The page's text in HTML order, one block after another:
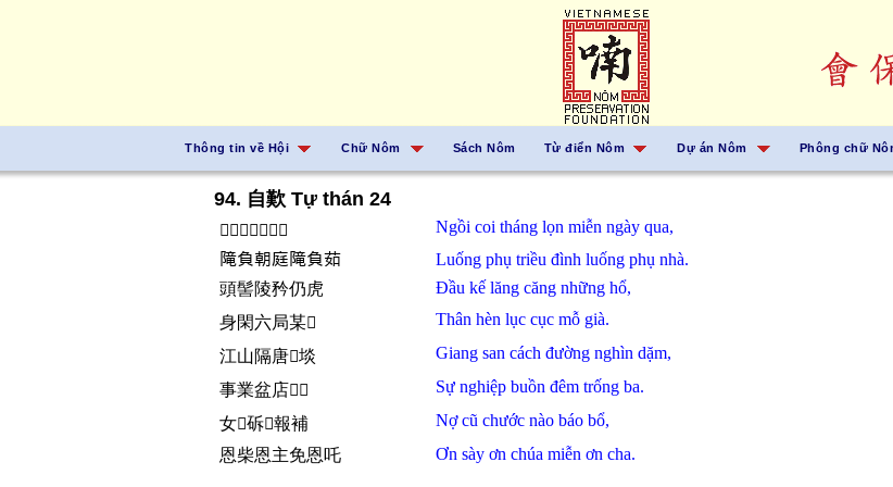
Thông tin về Hội Chữ Nôm Sách Nôm Từ điển Nôm Dự án Nôm Phông chữ
94. 自歎 Tự thán 24
𫮋瑰𣎃𠓹免𣈜戈 Ngồi coi tháng lọn miễn ngày qua,
𨻫負朝庭𨻫負茹
Luống phụ triều đình luống phụ nhà.
頭髻陵矜仍虎
Đầu kế lăng căng những hổ,
身閑六局某𫅷
Thân hèn lục cục mỗ già.
江山隔唐𠦳埮
Giang san cách đường nghìn dặm,
事業盆店𫪹𠀧
Sự nghiệp buồn đêm trống ba.
女𪧘䂨𱜢報補
Nợcũ chước nào báo bổ,
恩柴恩主免恩吒
Ơn sày ơn chúa miễn ơn cha.